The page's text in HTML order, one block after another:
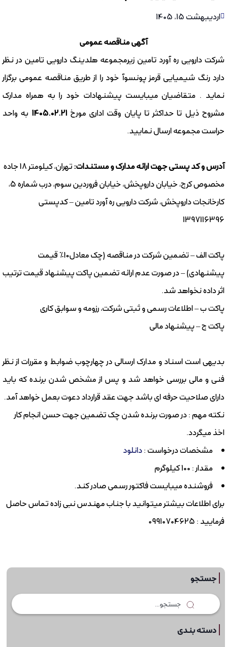
اردیبهشت 15, 1405
آگهی مناقصه عمومی
شرکت دارویی ره آورد تامین زیرمجموعه هلدینگ دارویی تامین در نظر
دارد رنگ شیمیایی قرمز پونسوآ خود را از طریق مناقصه عمومی برگزار
نماید . متقاضیان میبایست پیشنهادات خود را به همراه مدارک
مشروح ذیل تا حداکثر تا پایان وقت اداری مورخ1405.02.21 به واحد
حراست مجموعه ارسال نمایید.
آدرس و کد پستی جهت ارائه مدارک و مستندات:
تهران، کیلومتر 18 جاده
مخصوص کرج، خیابان داروپخش، خیابان فروردین سوم، درب شماره 5،
کارخانجات داروپخش، شرکت دارویی ره آورد تامین – کدپستی
1397116396
پاکت الف – تضمین شرکت در مناقصه (چک معادل10% قیمت
پیشنهادی) – در صورت عدم ارائه تضمین پاکت پیشنهاد قیمت ترتیب
اثر داده نخواهد شد.
پاکت ب – اطلاعات رسمی و ثبتی شرکت، رزومه و سوابق کاری
پاکت ج – پیشنهاد مالی
بدیهی است اسناد و مدارک ارسالی در چهارچوب ضوابط و مقررات از نظر
فنی و مالی بررسی خواهد شد و پس از مشخص شدن برنده که باید
دارای صلاحیت حرفه ای باشد جهت عقد قرارداد دعوت بعمل خواهد آمد.
نکته مهم : در صورت برنده شدن چک تضمین جهت حسن انجام کار
اخذ میگردد.
مشخصات درخواست : دانلود
مقدار : 100 کیلوگرم
فروشنده میبایست فاکتور رسمی صادر کند.
برای اطلاعات بیشتر میتوانید با جناب مهندس نبی زاده تماس حاصل
فرمایید : 09910704625
جستجو
دسته بندی